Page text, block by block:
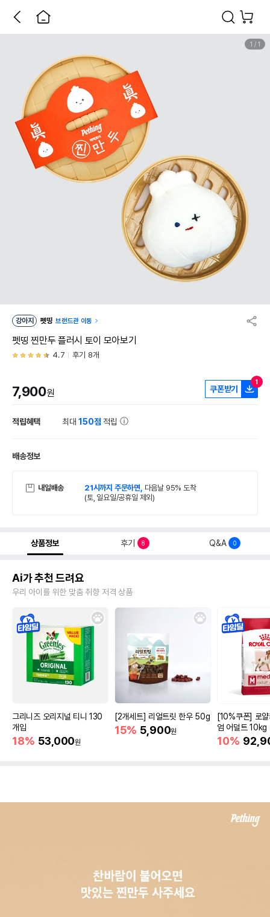
1 / 1
강아지 펫띵 브랜드관 이동
펫띵 찐만두 플러시 토이 모아보기
4.7 후기 8개
7,900원 쿠폰받기
1
적립혜택 최대150점 적립
배송정보
내일배송 21시까지 주문하면, 다음날 95% 도착
(토, 일요일/공휴일 제외)
상품정보 후기 8 Q&A 0
Ai가 추천 드려요
우리 아이를 위한 맞춤 취향 저격 상품
그리니즈 오리지널 티니 130
개입
18% 53,000원
[2개세트] 리얼트릿 한우 50g
15% 5,900원
[10%쿠폰] 로
엄 어덜트 10kg
증진
10%